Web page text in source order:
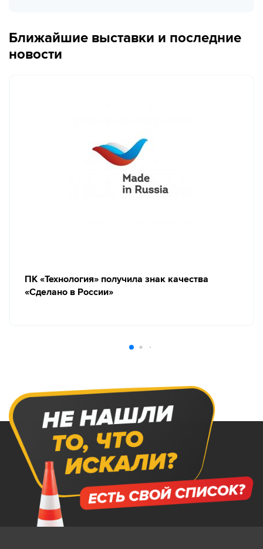
Ближайшие выставки и последние
новости
ПК «Технология» получила знак качества
«Сделано в России»